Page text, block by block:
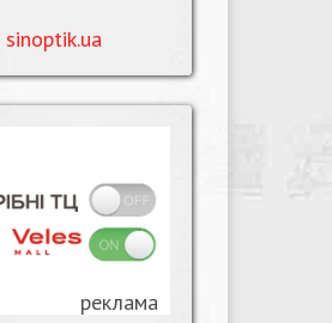
sinoptik.ua